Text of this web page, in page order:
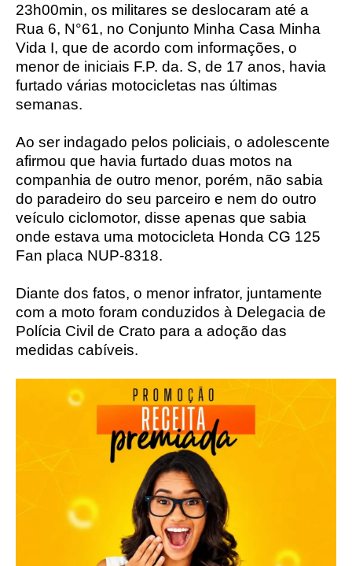
23h00min, os militares se deslocaram até a
Rua 6, N°61, no Conjunto Minha Casa Minha
Vida I, que de acordo com informações, o
menor de iniciais F.P. da. S, de 17 anos, havia
furtado várias motocicletas nas últimas
semanas.
Ao ser indagado pelos policiais, o adolescente
afirmou que havia furtado duas motos na
companhia de outro menor, porém, não sabia
do paradeiro do seu parceiro e nem do outro
veículo ciclomotor, disse apenas que sabia
onde estava uma motocicleta Honda CG 125
Fan placa NUP-8318.
Diante dos fatos, o menor infrator, juntamente
com a moto foram conduzidos à Delegacia de
Polícia Civil de Crato para a adoção das
medidas cabíveis.